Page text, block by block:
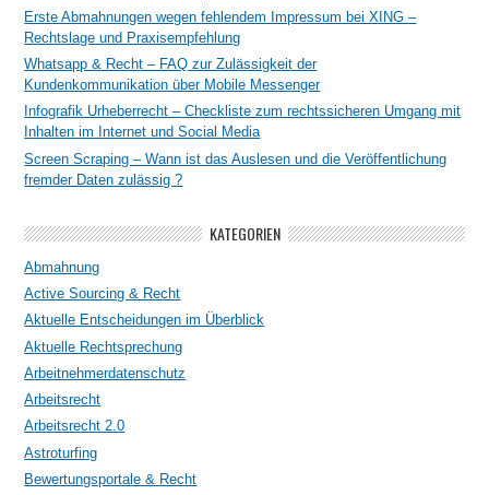
Erste Abmahnungen wegen fehlendem Impressum bei XING –
Rechtslage und Praxisempfehlung
Whatsapp & Recht – FAQ zur Zulässigkeit der
Kundenkommunikation über Mobile Messenger
Infografik Urheberrecht – Checkliste zum rechtssicheren Umgang mit
Inhalten im Internet und Social Media
Screen Scraping – Wann ist das Auslesen und die Veröffentlichung
fremder Daten zulässig ?
KATEGORIEN
Abmahnung
Active Sourcing & Recht
Aktuelle Entscheidungen im Überblick
Aktuelle Rechtsprechung
Arbeitnehmerdatenschutz
Arbeitsrecht
Arbeitsrecht 2.0
Astroturfing
Bewertungsportale & Recht